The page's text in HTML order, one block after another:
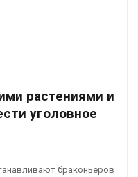
растениями и
уголовное
браконьеров